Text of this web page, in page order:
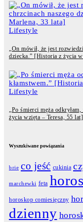
Lifestyle
„On mówił, że jest
dziecka.” [Historia z życia
Lifestyle
„Po śmierci męża
życia wzięta – Teresa, 55 lat]
Wyszukiwane powiązania
brie co jeść cukinia
marchewki feta
horoskop comiesięczny
dzienny